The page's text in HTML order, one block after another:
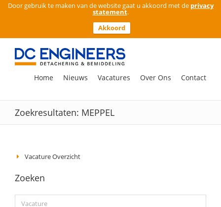
Door gebruik te maken van de website gaat u akkoord met de privacy
statement.
Akkoord
Ga
inhoud
naar:
Home Nieuws Vacatures Over Ons Contact
Zoekresultaten: MEPPEL
Vacature Overzicht
Zoeken